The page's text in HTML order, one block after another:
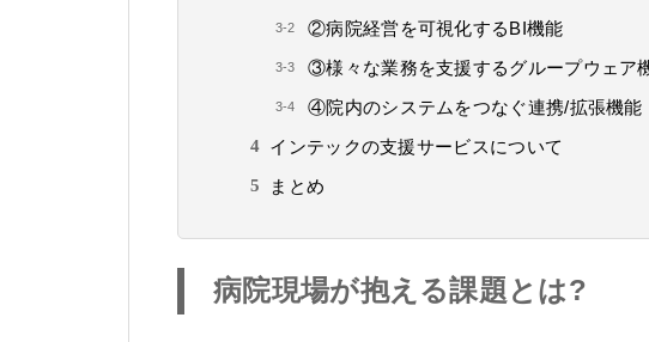
②病院経営を可視化するBI機能
③様々な業務を支援するグループウェア
④院内のシステムをつなぐ連携/拡張機能
インテックの支援サービスについて
まとめ
病院現場が抱える課題とは?